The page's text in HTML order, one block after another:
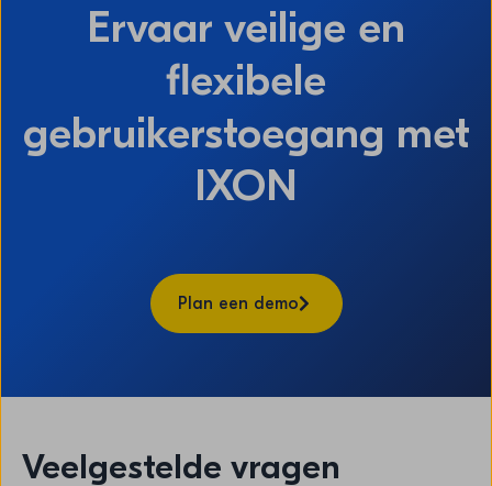
Ervaar veilige en
flexibele
gebruikerstoegang met
IXON
Plan een demo
Veelgestelde vragen